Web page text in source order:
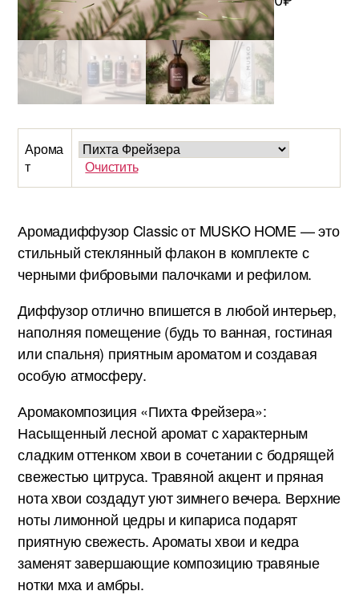
Арома
т
Очистить
Аромадиффузор Classic от MUSKO HOME — это
стильный стеклянный флакон в комплекте с
черными фибровыми палочками и рефилом.
Диффузор отлично впишется в любой интерьер,
наполняя помещение (будь то ванная, гостиная
или спальня) приятным ароматом и создавая
особую атмосферу.
Аромакомпозиция «Пихта Фрейзера»:
Насыщенный лесной аромат с характерным
сладким оттенком хвои в сочетании с бодрящей
свежестью цитруса. Травяной акцент и пряная
нота хвои создадут уют зимнего вечера. Верхние
ноты лимонной цедры и кипариса подарят
приятную свежесть. Ароматы хвои и кедра
заменят завершающие композицию травяные
нотки мха и амбры.